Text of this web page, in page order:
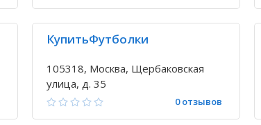
КупитьФутболки
105318, Москва, Щербаковская
улица, д. 35
0 отзывов